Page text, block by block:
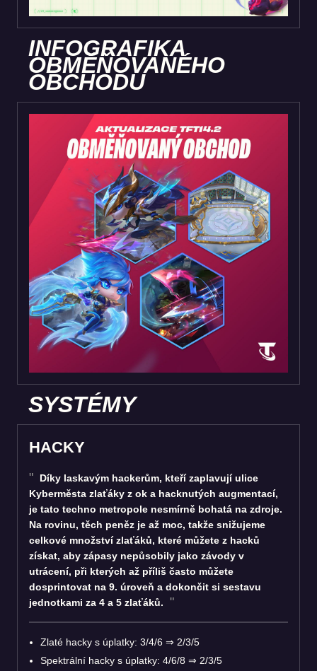
INFOGRAFIKA
OBMĚŇOVANÉHO
OBCHODU
SYSTÉMY
HACKY
Díky laskavým hackerům, kteří zaplavují ulice
Kyberměsta zlaťáky z ok a hacknutých augmentací,
je tato techno metropole nesmírně bohatá na zdroje.
Na rovinu, těch peněz je až moc, takže snižujeme
celkové množství zlaťáků, které můžete z hacků
získat, aby zápasy nepůsobily jako závody v
utrácení, při kterých až příliš často můžete
dosprintovat na 9. úroveň a dokončit si sestavu
jednotkami za 4 a 5 zlaťáků.
Zlaté hacky s úplatky: 3/4/6 ⇒ 2/3/5
Spektrální hacky s úplatky: 4/6/8 ⇒ 2/3/5